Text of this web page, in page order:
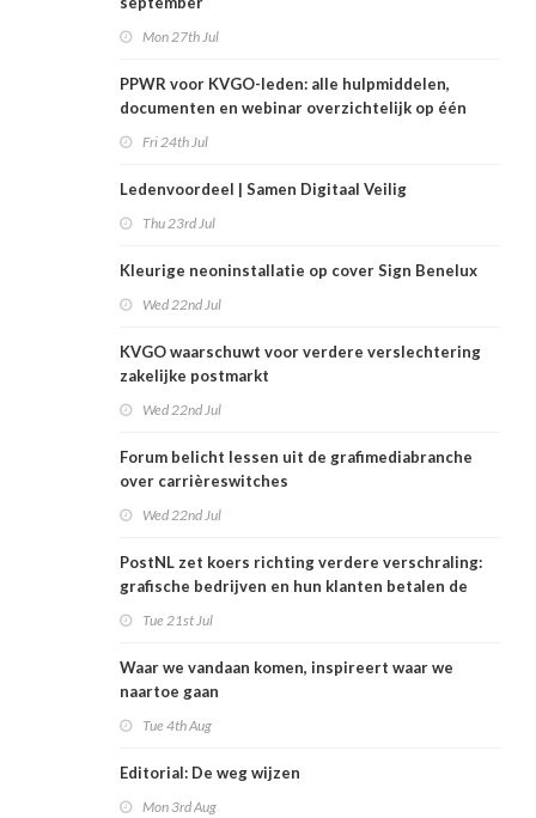
Mon 27th Jul
PPWR voor KVGO-leden: alle hulpmiddelen,
documenten en webinar overzichtelijk op één
Fri 24th Jul
Ledenvoordeel | Samen Digitaal Veilig
Thu 23rd Jul
Kleurige neoninstallatie op cover Sign Benelux
Wed 22nd Jul
KVGO waarschuwt voor verdere verslechtering
zakelijke postmarkt
Wed 22nd Jul
Forum belicht lessen uit de grafimediabranche
over carrièreswitches
Wed 22nd Jul
PostNL zet koers richting verdere verschraling:
grafische bedrijven en hun klanten betalen de
Tue 21st Jul
Waar we vandaan komen, inspireert waar we
naartoe gaan
Tue 4th Aug
Editorial: De weg wijzen
Mon 3rd Aug